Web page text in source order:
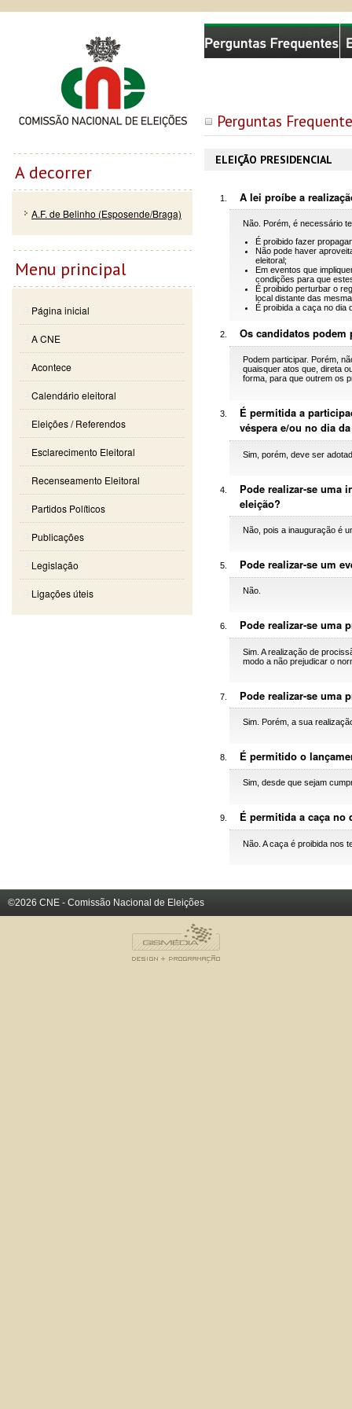
Perguntas
ELEIÇÃO PRESIDENCIAL
A lei proíbe a
Não. Porém, é necessário
É proibido fazer
Não pode haver
eleitoral;
Em eventos que
condições para que
É proibido perturbar o
local distante das
É proibida a caça no dia
Os candidatos podem
Podem participar. Porém,
quaisquer atos que, direta
forma, para que outrem os
É permitida a
véspera e/ou no dia
Sim, porém, deve ser
Pode realizar-se uma
eleição?
Não, pois a inauguração é
Pode realizar-se um
Não.
Pode realizar-se uma
Sim. A realização de
modo a não prejudicar o
Pode realizar-se uma
Sim. Porém, a sua
É permitido o
Sim, desde que sejam
É permitida a caça no
Não. A caça é proibida nos
Comissão Nacional de Eleições
A decorrer
A.F. de Belinho (Esposende/Braga)
Menu principal
Página inicial
A CNE
Acontece
Calendário eleitoral
Eleições / Referendos
Esclarecimento Eleitoral
Recenseamento Eleitoral
Partidos Políticos
Publicações
Legislação
Ligações úteis
©2026 CNE - Comissão Nacional de Eleições